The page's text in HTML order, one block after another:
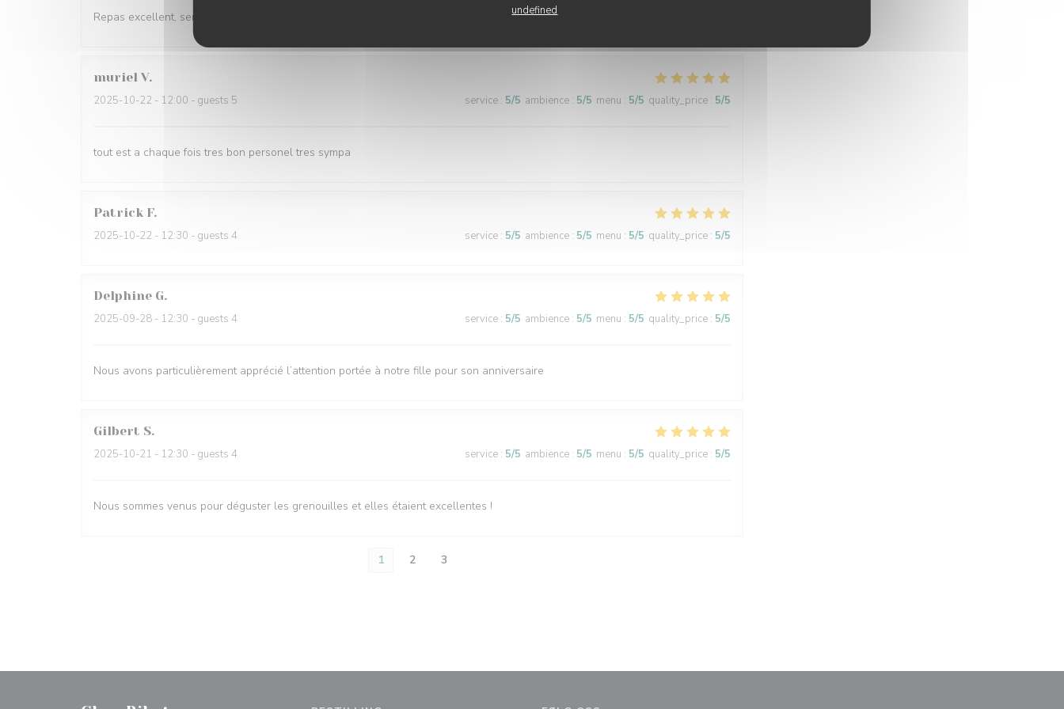
undefined
Repas excellent, serveuses très gracieuses
muriel V
2025-10-22 - 12:00 - guests 5 service : 5/5 ambience : 5/5 menu : 5/5 quality_price : 5/5
tout est a chaque fois tres bon personel tres sympa
Patrick F
2025-10-22 - 12:30 - guests 4 service : 5/5 ambience : 5/5 menu : 5/5 quality_price : 5/5
Delphine G
2025-09-28 - 12:30 - guests 4 service : 5/5 ambience : 5/5 menu : 5/5 quality_price : 5/5
Nous avons particulièrement apprécié l’attention portée à notre fille pour son anniversaire
Gilbert S
2025-10-21 - 12:30 - guests 4 service : 5/5 ambience : 5/5 menu : 5/5 quality_price : 5/5
Nous sommes venus pour déguster les grenouilles et elles étaient excellentes !
1 2 3